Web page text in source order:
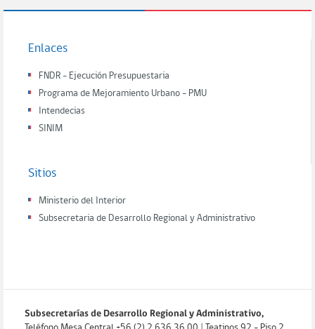
Enlaces
FNDR - Ejecución Presupuestaria
Programa de Mejoramiento Urbano - PMU
Intendecias
SINIM
Sitios
Ministerio del Interior
Subsecretaria de Desarrollo Regional y Administrativo
Subsecretarías de Desarrollo Regional y Administrativo,